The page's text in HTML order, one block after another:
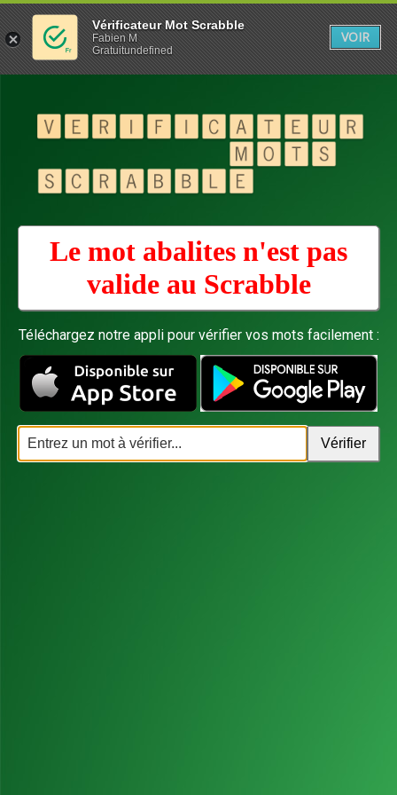
Le mot abalites n'est pas
valide au Scrabble
Téléchargez notre appli pour vérifier vos mots facilement :
Vérificateur Mot Scrabble
Fabien M
Gratuitundefined
VOIR